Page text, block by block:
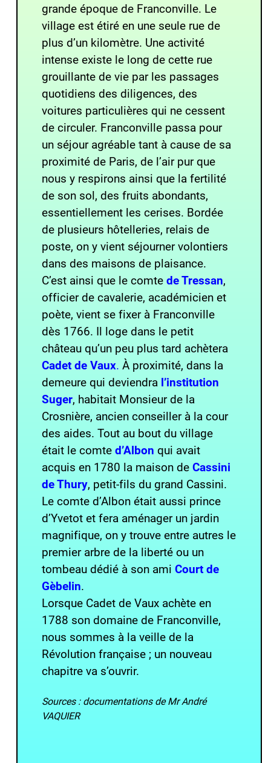
grande époque de Franconville. Le
village est étiré en une seule rue de
plus d’un kilomètre. Une activité
intense existe le long de cette rue
grouillante de vie par les passages
quotidiens des diligences, des
voitures particulières qui ne cessent
de circuler. Franconville passa pour
un séjour agréable tant à cause de sa
proximité de Paris, de l’air pur que
nous y respirons ainsi que la fertilité
de son sol, des fruits abondants,
essentiellement les cerises. Bordée
de plusieurs hôtelleries, relais de
poste, on y vient séjourner volontiers
dans des maisons de plaisance.
C’est ainsi que le comte de Tressan,
officier de cavalerie, académicien et
poète, vient se fixer à Franconville
dès 1766. Il loge dans le petit
château qu’un peu plus tard achètera
Cadet de Vaux. À proximité, dans la
demeure qui deviendra l’institution
Suger, habitait Monsieur de la
Crosnière, ancien conseiller à la cour
des aides. Tout au bout du village
était le comte d’Albon qui avait
acquis en 1780 la maison deCassini
de Thury, petit-fils du grand Cassini.
Le comte d’Albon était aussi prince
d’Yvetot et fera aménager un jardin
magnifique, on y trouve entre autres le
premier arbre de la liberté ou un
tombeau dédié à son amiCourt de
Gèbelin.
Lorsque Cadet de Vaux achète en
1788 son domaine de Franconville,
nous sommes à la veille de la
Révolution française ; un nouveau
chapitre va s’ouvrir.
Sources : documentations de Mr André
VAQUIER